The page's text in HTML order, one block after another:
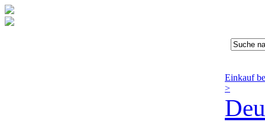
Einkauf
>